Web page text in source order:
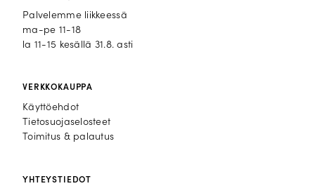
Palvelemme liikkeessä
ma-pe 11-18
la 11-15 kesällä 31.8. asti
VERKKOKAUPPA
Käyttöehdot
Tietosuojaselosteet
Toimitus & palautus
YHTEYSTIEDOT